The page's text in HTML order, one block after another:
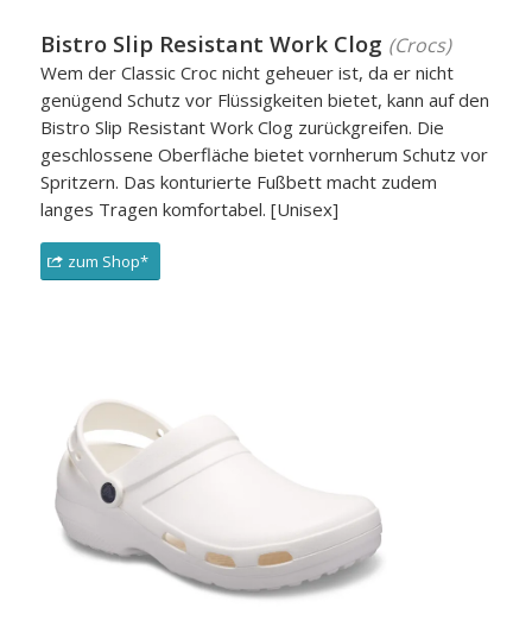
Bistro Slip Resistant Work Clog (Crocs)
Wem der Classic Croc nicht geheuer ist, da er nicht
genügend Schutz vor Flüssigkeiten bietet, kann auf den
Bistro Slip Resistant Work Clog zurückgreifen. Die
geschlossene Oberfläche bietet vornherum Schutz vor
Spritzern. Das konturierte Fußbett macht zudem
langes Tragen komfortabel. [Unisex]
zum Shop*